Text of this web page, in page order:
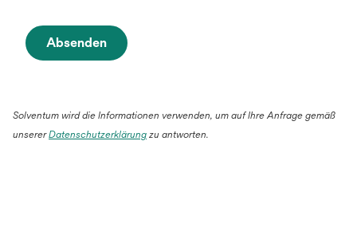
Absenden
Solventum wird die Informationen verwenden, um auf Ihre Anfrage gemäß
unsererDatenschutzerklärung zu antworten.